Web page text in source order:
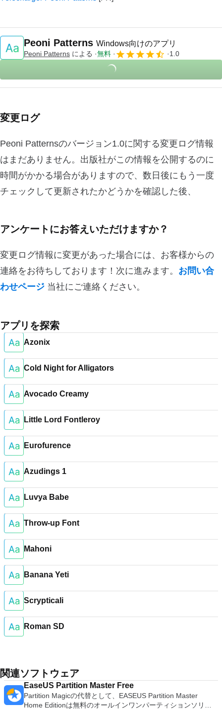
Peoni Patterns Windows向けのアプリ
Peoni Patterns による 無料 1.0
変更ログ
Peoni Patternsのバージョン1.0に関する変更ログ情報
はまだありません。出版社がこの情報を公開するのに
時間がかかる場合がありますので、数日後にもう一度
チェックして更新されたかどうかを確認した後、
アンケートにお答えいただけますか？
変更ログ情報に変更があった場合には、お客様からの
連絡をお待ちしております！次に進みます。 お問い合
わせページ 当社にご連絡ください。
アプリを探索
Azonix
Cold Night for Alligators
Avocado Creamy
Little Lord Fontleroy
Eurofurence
Azudings 1
Luvya Babe
Throw-up Font
Mahoni
Banana Yeti
Scrypticali
Roman SD
関連ソフトウェア
EaseUS Partition Master Free
Partition Magicの代替として、EASEUS Partition Master
Home Editionは無料のオールインワンパーティションソリュ